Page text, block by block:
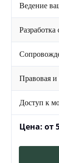
Ведение
Правовая и
Доступ к
Цена: от